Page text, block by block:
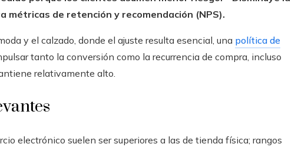
métricas de retención y recomendación (NPS).
y el calzado, donde el ajuste resulta esencial, una política de
tanto la conversión como la recurrencia de compra, incluso
relativamente alto.
electrónico suelen ser superiores a las de tienda física; rangos